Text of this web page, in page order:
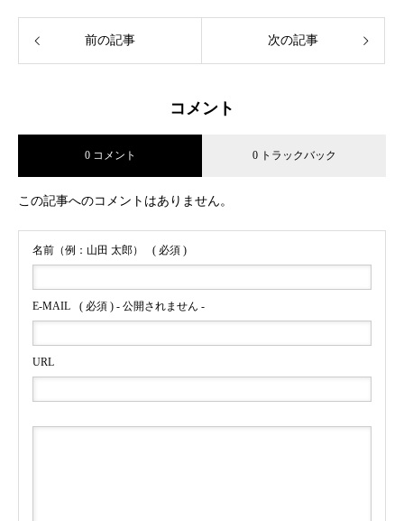
前の記事 次の記事
コメント
0 コメント 0 トラックバック
この記事へのコメントはありません。
名前（例：山田 太郎） ( 必須 )
E-MAIL ( 必須 ) - 公開されません -
URL